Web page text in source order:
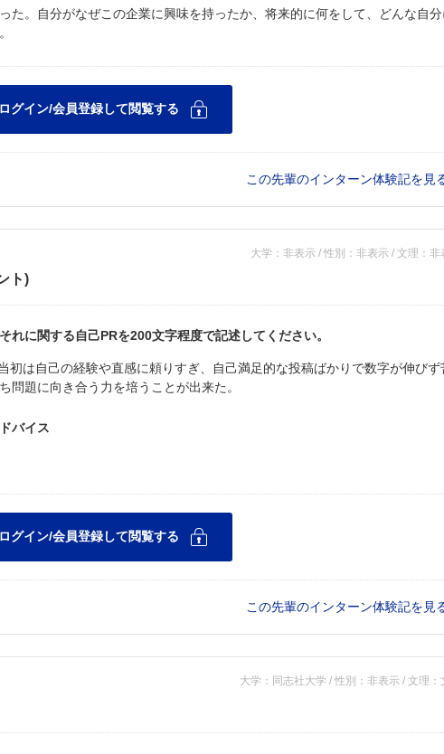
た。自分がなぜこの企業に興味を持ったか、将来的に何をして、どんな自分
この先輩のインターン体験記を見
大学：非表示 / 性別：非表示 / 文理：非
ト)
れに関する自己PRを200文字程度で記述してください。
は自己の経験や直感に頼りすぎ、自己満足的な投稿ばかりで数字が伸びず
問題に向き合う力を培うことが出来た。
バイス
この先輩のインターン体験記を見
大学：同志社大学 / 性別：非表示 / 文理：